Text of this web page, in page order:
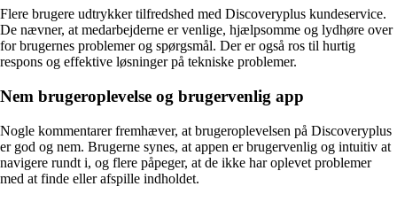
Flere brugere udtrykker tilfredshed med Discoveryplus kundeservice.
De nævner, at medarbejderne er venlige, hjælpsomme og lydhøre over
for brugernes problemer og spørgsmål. Der er også ros til hurtig
respons og effektive løsninger på tekniske problemer.
Nem brugeroplevelse og brugervenlig app
Nogle kommentarer fremhæver, at brugeroplevelsen på Discoveryplus
er god og nem. Brugerne synes, at appen er brugervenlig og intuitiv at
navigere rundt i, og flere påpeger, at de ikke har oplevet problemer
med at finde eller afspille indholdet.